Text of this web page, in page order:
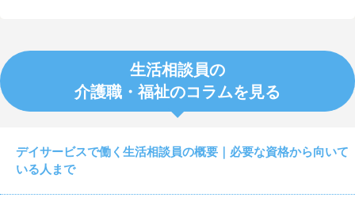
生活相談員の
介護職・福祉のコラムを見る
デイサービスで働く生活相談員の概要｜必要な資格から向いて
いる人まで